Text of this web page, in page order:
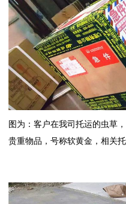
图为：客户在我司托运的虫草
贵重物品，号称软黄金，相关